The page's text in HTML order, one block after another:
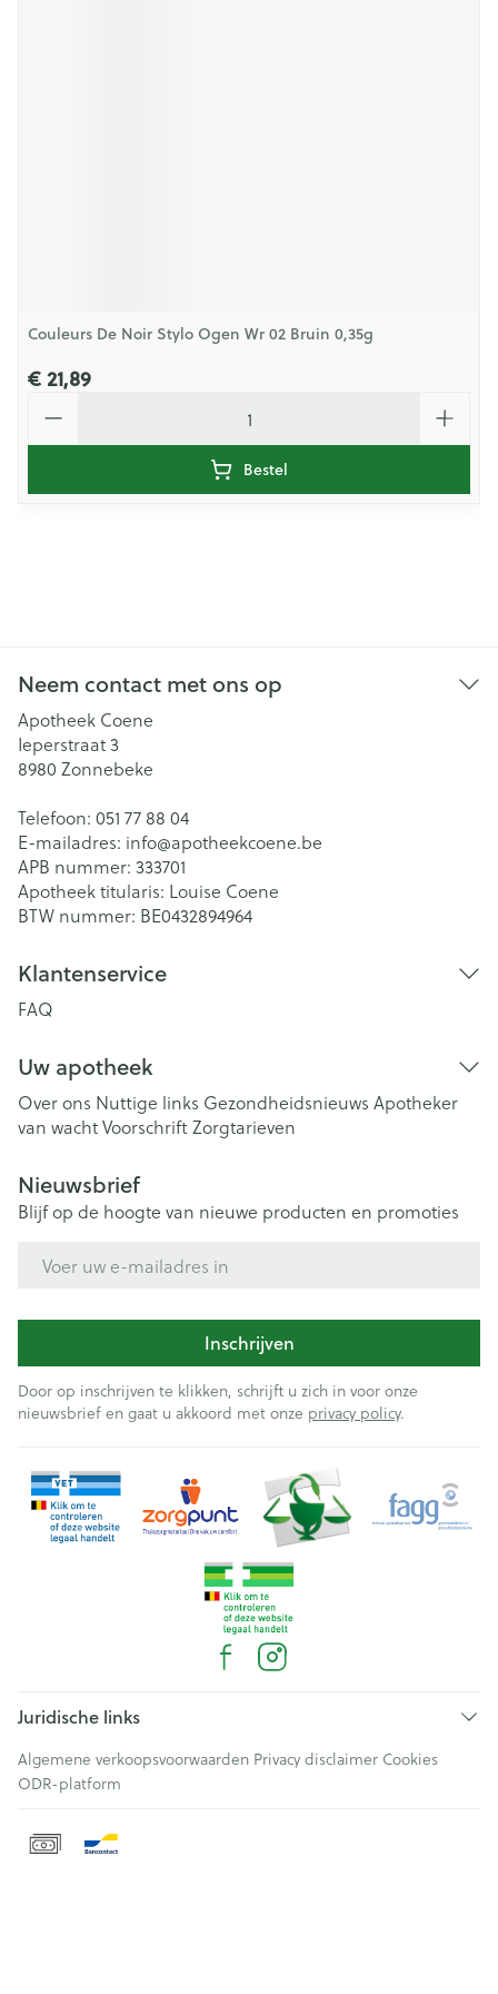
Couleurs De Noir Stylo Ogen Wr 02 Bruin 0,35g
€ 21,89
Bestel
Neem contact met ons op
Apotheek Coene
Ieperstraat 3
8980 Zonnebeke
Telefoon: 051 77 88 04
E-mailadres: info@apotheekcoene.be
APB nummer: 333701
Apotheek titularis: Louise Coene
BTW nummer: BE0432894964
Klantenservice
FAQ
Uw apotheek
Over ons Nuttige links Gezondheidsnieuws Apotheker
van wachtVoorschriftZorgtarieven
Nieuwsbrief
Blijf op de hoogte van nieuwe producten en promoties
Inschrijven
Door op inschrijven te klikken, schrijft u zich in voor onze
nieuwsbrief en gaat u akkoord met onze privacy policy.
Juridische links
Algemene verkoopsvoorwaarden Privacy disclaimer Cookies
ODR-platform